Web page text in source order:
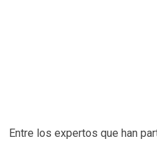
Entre los expertos que han